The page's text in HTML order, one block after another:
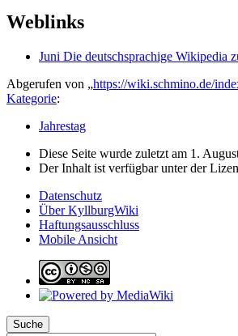
Weblinks
Juni Die deutschsprachige Wikipedia
Abgerufen von „https://wiki.schmino.de/
Kategorie:
Jahrestag
Diese Seite wurde zuletzt am 1.
Der Inhalt ist verfügbar unter der
Datenschutz
Über KyllburgWiki
Haftungsausschluss
Mobile Ansicht
Suche